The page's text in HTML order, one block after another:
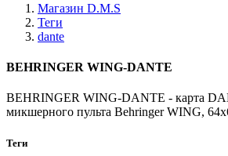
Магазин D.M.S
Теги
dante
BEHRINGER WING-DANTE
BEHRINGER WING-DANTE - карта
микшерного пульта Behringer WING,
Теги